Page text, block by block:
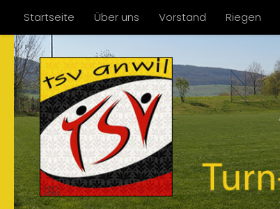
Zum Inhalt springen
Startseite Über uns Vorstand Riegen
Fotogalerien